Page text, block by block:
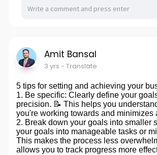
Amit Bansal
3 yrs - Translate
5 tips for setting and achieving your
1. Be specific: Clearly define your
precision. 📝 This helps you
you're working towards and minimizes
2. Break down your goals into smaller
your goals into manageable tasks or
This makes the process less
allows you to track progress more